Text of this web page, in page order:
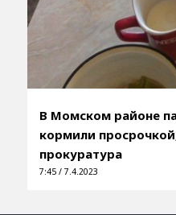
В Момском районе
кормили
прокуратура
7:45 / 7.4.2023